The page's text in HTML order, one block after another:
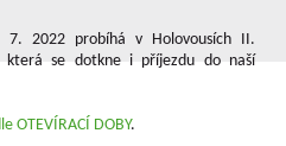
2022 probíhá v Holovousích II.
která se dotkne i příjezdu do naší
OTEVÍRACÍ DOBY.